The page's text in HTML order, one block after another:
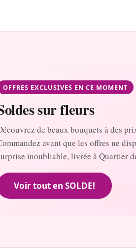
OFFRES EXCLUSIVES EN CE MOMENT
sur fleurs
de beaux bouquets à des
avant que les offres ne
inoubliable, livrée à Quartier
Voir tout en SOLDE!